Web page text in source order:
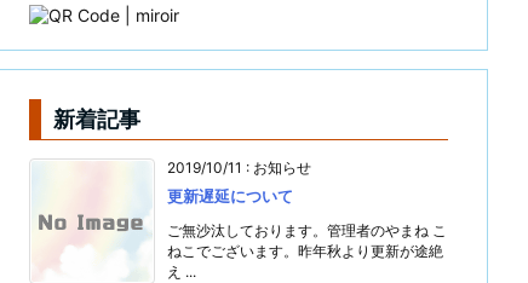
新着記事
2019/10/11 : お知らせ
更新遅延について
ご無沙汰しております。管理者のやまね こ
ねこでございます。昨年秋より更新が途絶
え ...